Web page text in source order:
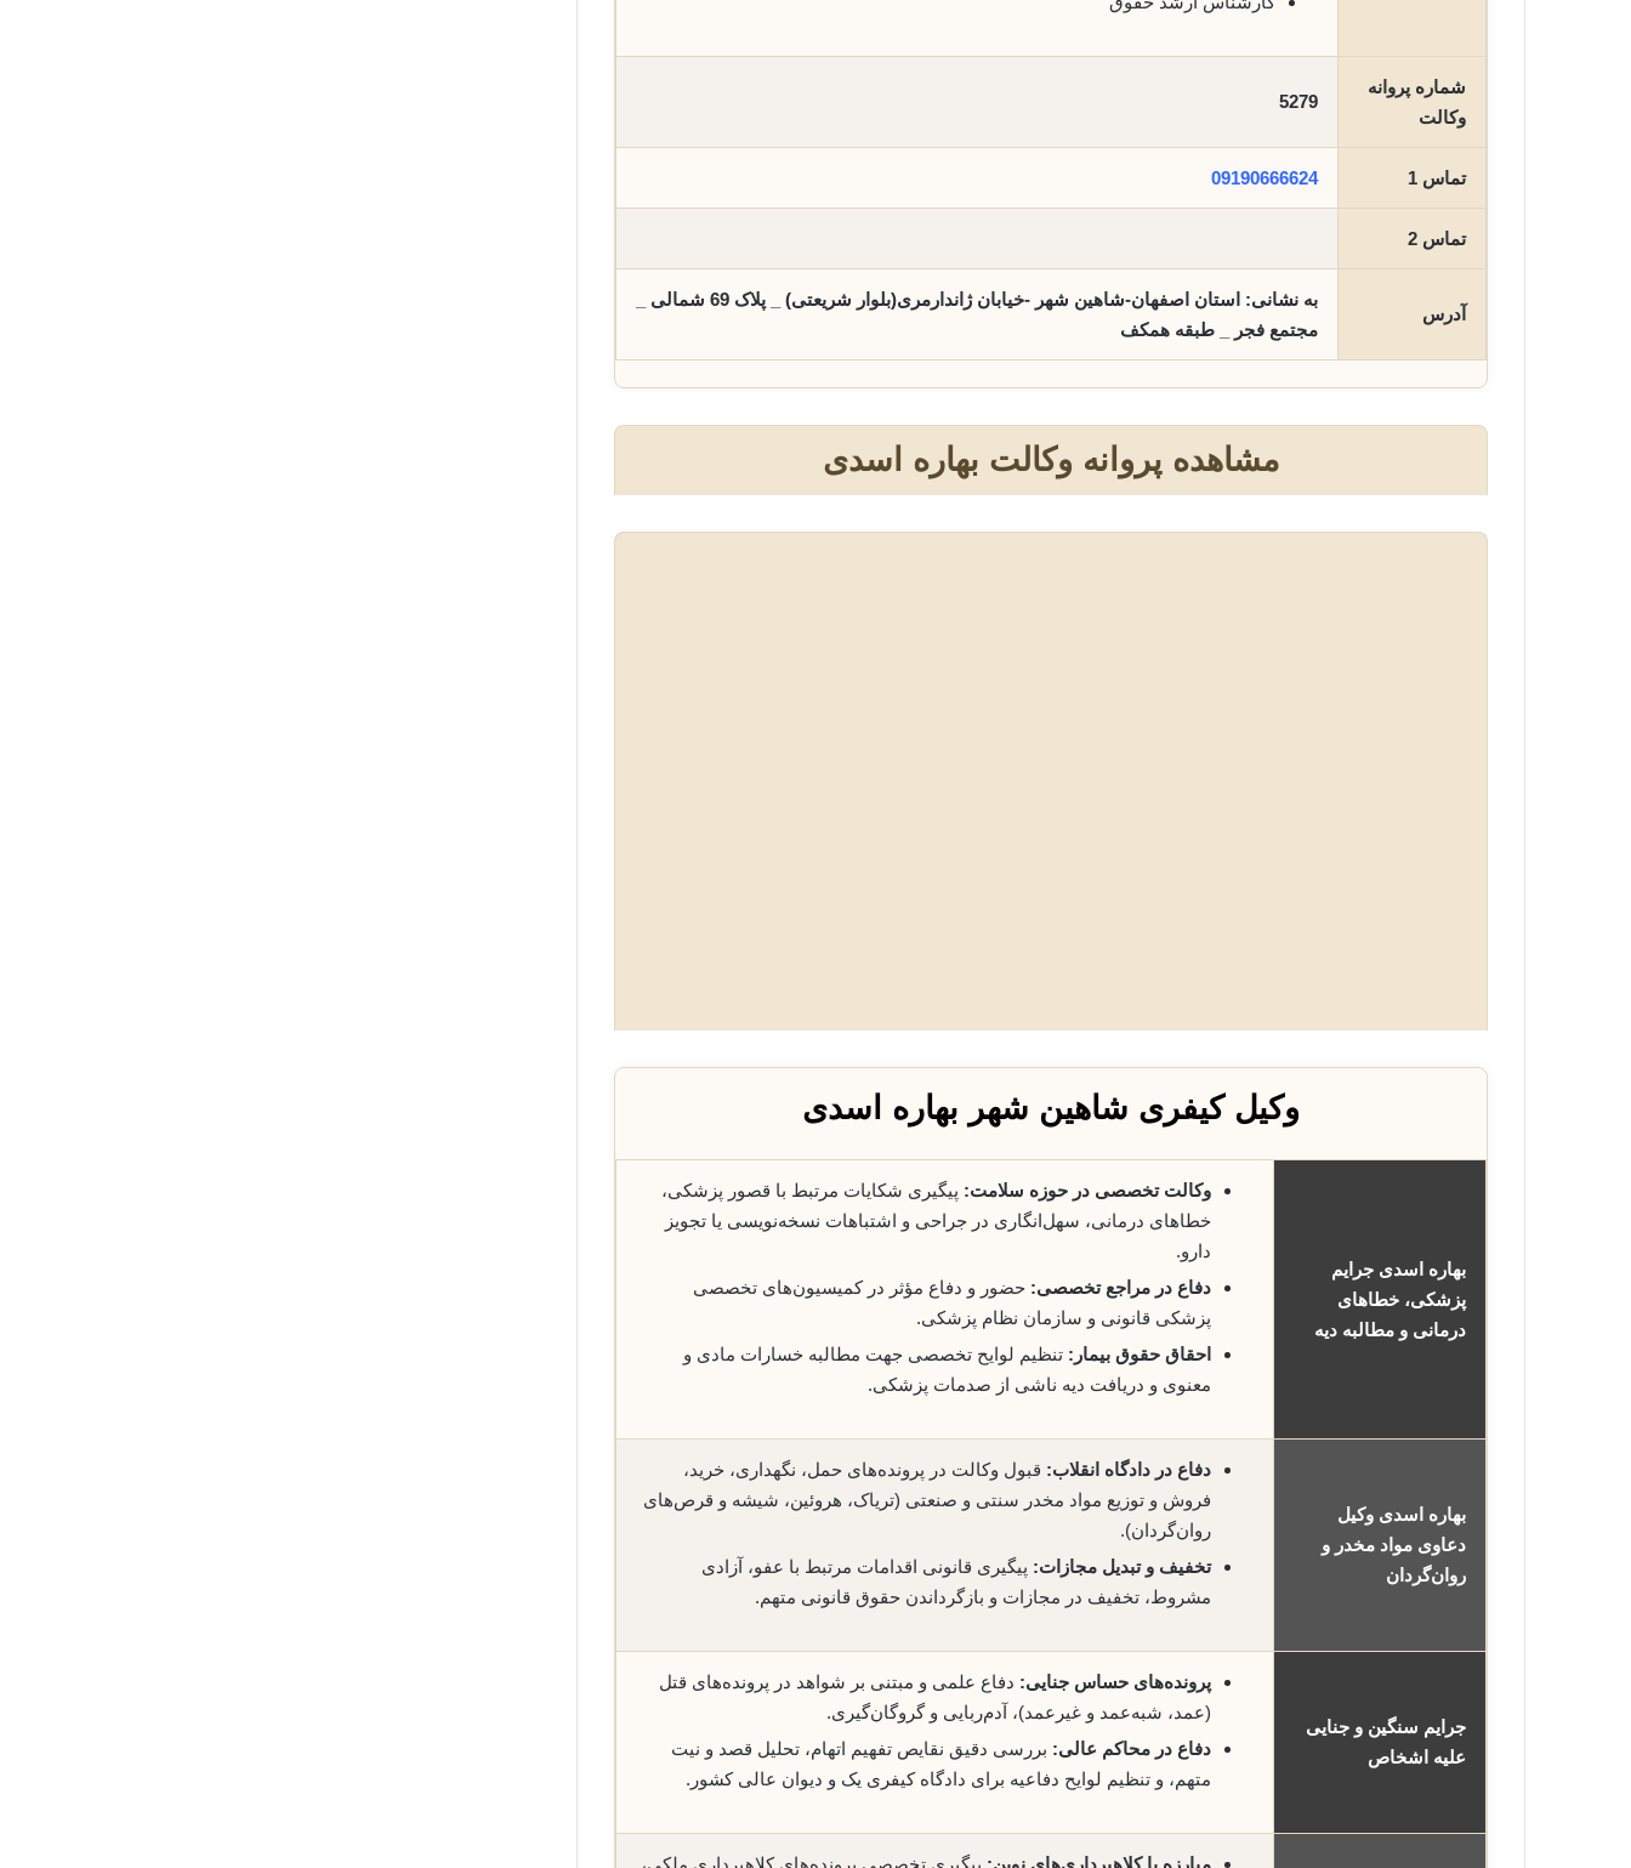
شماره پروانه
وکالت
5279
تماس 1 09190666624
تماس 2
آدرس
به نشانی: استان اصفهان-شاهین شهر -خیابان ژاندارمری(بلوار شریعتی) _ پلاک 69 شمالی _
مجتمع فجر _ طبقه همکف
مشاهده پروانه وکالت بهاره اسدی
وکیل کیفری شاهین شهر بهاره اسدی
بهاره اسدی جرایم
پزشکی، خطاهای
درمانی و مطالبه دیه
وکالت تخصصی در حوزه سلامت: پیگیری شکایات مرتبط با قصور پزشکی،
خطاهای درمانی، سهل‌انگاری در جراحی و اشتباهات نسخه‌نویسی یا تجویز
دارو.
دفاع در مراجع تخصصی: حضور و دفاع مؤثر در کمیسیون‌های تخصصی
پزشکی قانونی و سازمان نظام پزشکی.
احقاق حقوق بیمار: تنظیم لوایح تخصصی جهت مطالبه خسارات مادی و
معنوی و دریافت دیه ناشی از صدمات پزشکی.
بهاره اسدی وکیل
دعاوی مواد مخدر و
روان‌گردان
دفاع در دادگاه انقلاب: قبول وکالت در پرونده‌های حمل، نگهداری، خرید،
فروش و توزیع مواد مخدر سنتی و صنعتی (تریاک، هروئین، شیشه و قرص‌های
روان‌گردان).
تخفیف و تبدیل مجازات: پیگیری قانونی اقدامات مرتبط با عفو، آزادی
مشروط، تخفیف در مجازات و بازگرداندن حقوق قانونی متهم.
جرایم سنگین و جنایی
علیه اشخاص
پرونده‌های حساس جنایی: دفاع علمی و مبتنی بر شواهد در پرونده‌های قتل
(عمد، شبه‌عمد و غیرعمد)، آدم‌ربایی و گروگان‌گیری.
دفاع در محاکم عالی: بررسی دقیق نقایص تفهیم اتهام، تحلیل قصد و نیت
متهم، و تنظیم لوایح دفاعیه برای دادگاه کیفری یک و دیوان عالی کشور.